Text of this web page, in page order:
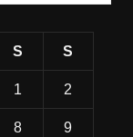
S S
1 2
8 9